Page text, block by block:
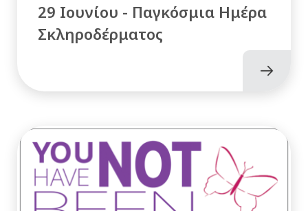
29 Ιουνίου - Παγκόσμια Ημέρα
Σκληροδέρματος